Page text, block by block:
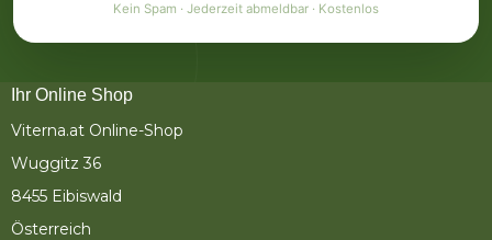
Kein Spam · Jederzeit abmeldbar · Kostenlos
Ihr Online Shop
Viterna.at Online-Shop
Wuggitz 36
8455 Eibiswald
Österreich